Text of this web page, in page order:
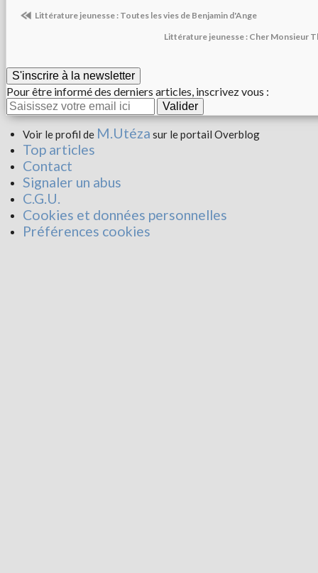
Littérature jeunesse : Toutes les vies de Benjamin d'Ange
Littérature jeunesse : Cher Monsieur
S'inscrire à la newsletter
Pour être informé des derniers articles, inscrivez vous :
Voir le profil de M.Utéza sur le portail Overblog
Top articles
Contact
Signaler un abus
C.G.U.
Cookies et données personnelles
Préférences cookies